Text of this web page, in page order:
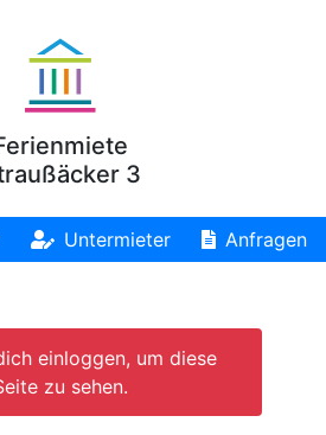
3
Untermieter Anfragen
einloggen, um diese
zu sehen.